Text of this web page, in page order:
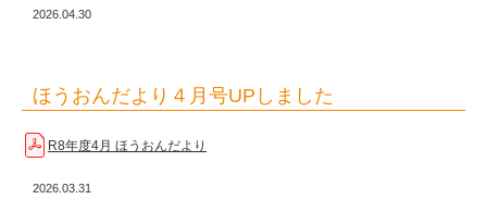
2026.04.30
ほうおんだより４月号UPしました
R8年度4月 ほうおんだより
2026.03.31